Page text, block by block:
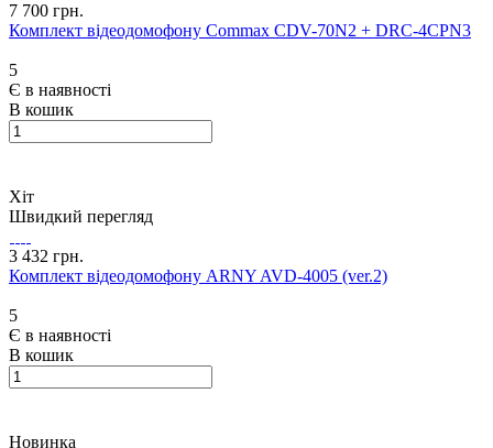
7 700 грн.
Комплект відеодомофону Commax CDV-70N2 + DRC-4CPN3
5
Є в наявності
В кошик
Хіт
Швидкий перегляд
3 432 грн.
Комплект відеодомофону ARNY AVD-4005 (ver.2)
5
Є в наявності
В кошик
Новинка